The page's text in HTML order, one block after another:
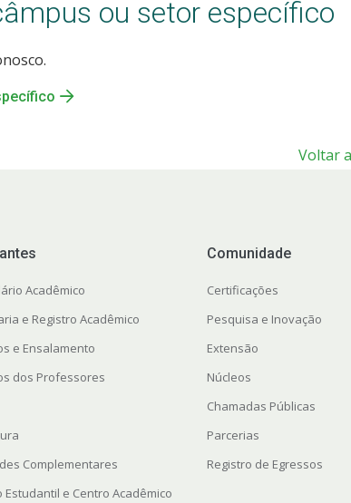
ou setor específico
Voltar
Acadêmico
e Registro Acadêmico
e Ensalamento
dos Professores
Complementares
Estudantil e Centro Acadêmico
Comunidade
Certificações
Pesquisa e Inovação
Extensão
Núcleos
Chamadas Públicas
Parcerias
Registro de Egressos